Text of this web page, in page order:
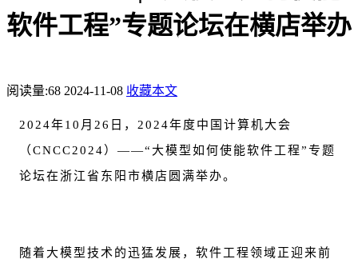
软件工程”专题论坛在横店举办
阅读量:68 2024-11-08 收藏本文
2024年10月26日，2024年度中国计算机大会
（CNCC2024）——“大模型如何使能软件工程”专题
论坛在浙江省东阳市横店圆满举办。
随着大模型技术的迅猛发展，软件工程领域正迎来前